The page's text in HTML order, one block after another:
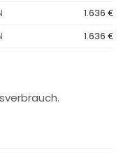
1.636 €
1.636 €